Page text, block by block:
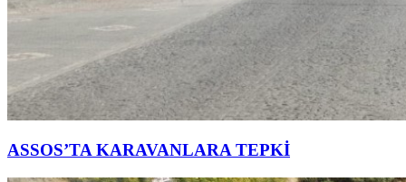
ASSOS’TA KARAVANLARA TEPKİ